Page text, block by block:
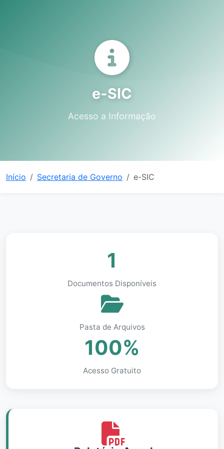
e-SIC
Acesso a Informação
Início Secretaria de Governo e-SIC
1
Documentos Disponíveis
Pasta de Arquivos
100%
Acesso Gratuito